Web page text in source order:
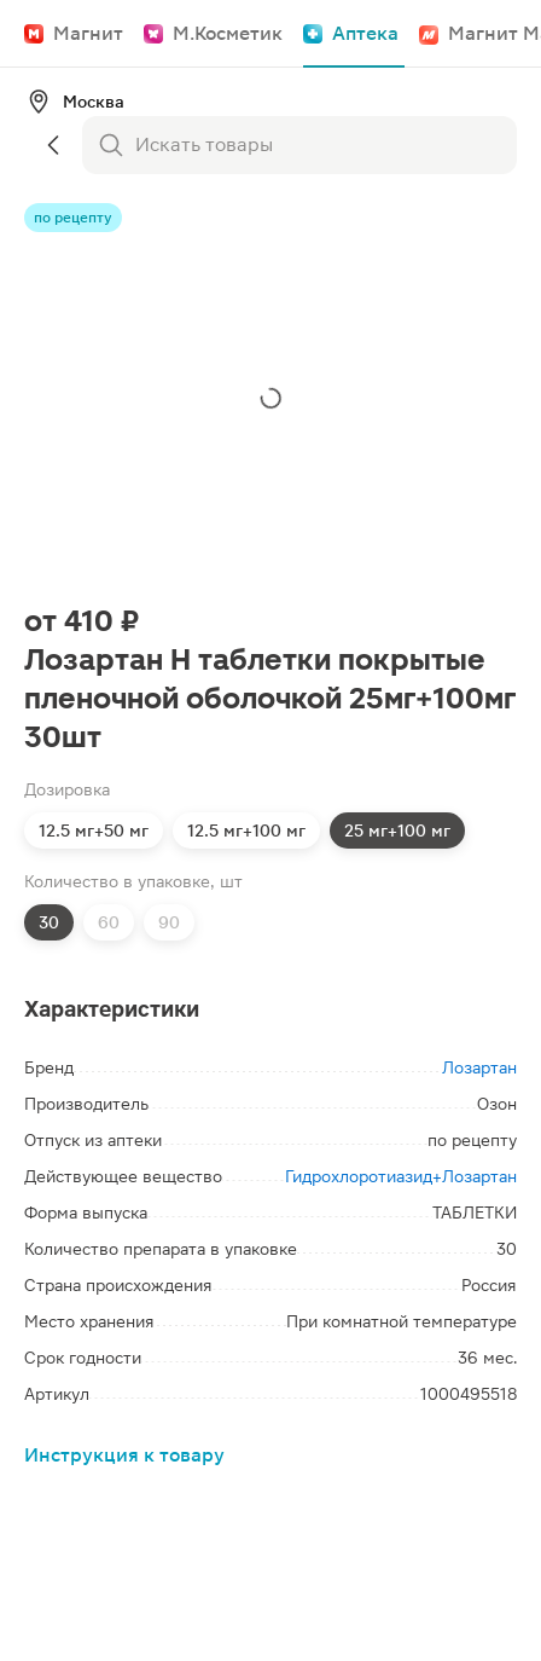
Магнит М.Косметик Аптека Магнит
Москва
по рецепту
от 410 ₽
Лозартан Н таблетки покрытые
пленочной оболочкой 25мг+100мг
30шт
Дозировка
12.5 мг+50 мг 12.5 мг+100 мг 25 мг+100 мг
Количество в упаковке, шт
30 60 90
Характеристики
Бренд
Лозартан
Производитель
Озон
Отпуск из аптеки
по рецепту
Действующее вещество
Гидрохлоротиазид+Лозартан
Форма выпуска
ТАБЛЕТКИ
Количество препарата в упаковке
30
Страна происхождения
Россия
Место хранения
При комнатной температуре
Срок годности
36 мес.
Артикул
1000495518
Инструкция к товару